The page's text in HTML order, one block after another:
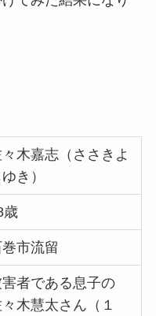
木嘉志（ささきよ
ゆき）
歳
市流留
者である息子の
木慧太さん（１